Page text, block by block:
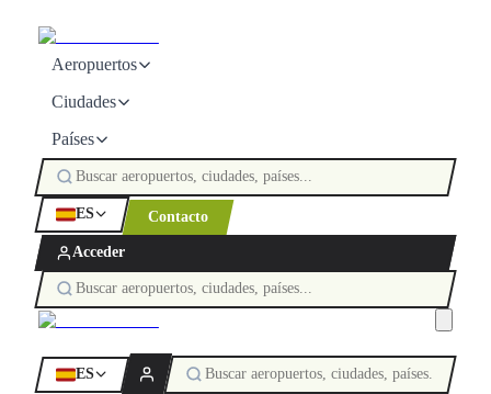
Aeropuertos
Ciudades
Países
ES Contacto
Acceder
ES